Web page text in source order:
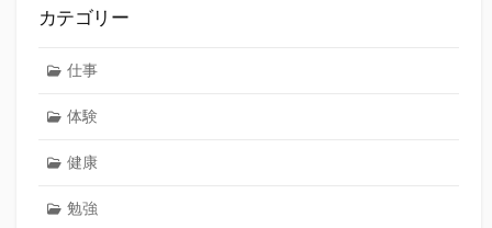
カテゴリー
仕事
体験
健康
勉強